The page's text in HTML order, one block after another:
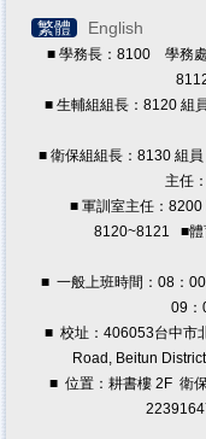
學生版行事曆
教職員諮商預約/轉介
繁體 English
■ 學務長：8100 學務
■ 生輔組組長：8120 組
■ 衛保組組長：8130 組
主任
■ 軍訓室主任：8200
8120~8121
■
■ 一般上班時間：08：
09：
■ 校址：406053台中市
Road, Beitun
■ 位置：耕書樓 2F 衛